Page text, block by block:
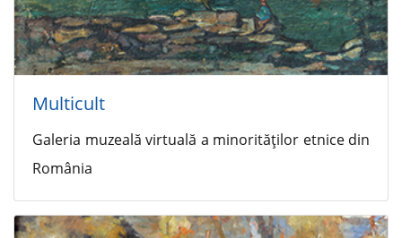
Multicult
Galeria muzeală virtuală a minorităţilor etnice din
România